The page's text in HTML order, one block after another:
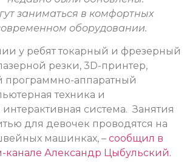
заниматься в комфортных
оборудовании.
у ребят токарный и фрезерный
резки, 3D-принтер,
программно-аппаратный
техника и
система. Занятия
для девочек проводятся на
машинках, – сообщил в
канале Александр Цыбульский.